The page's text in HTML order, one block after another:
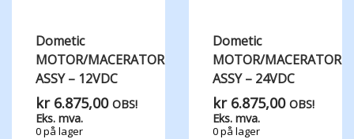
Dometic
MOTOR/MACERATOR
ASSY – 12VDC
kr6.875,00 OBS!
Eks. mva.
0 på lager
Dometic
MOTOR/MACERATOR
ASSY – 24VDC
kr6.875,00 OBS!
Eks. mva.
0 på lager